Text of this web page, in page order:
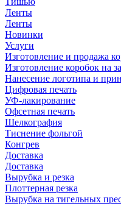
Ленты
Ленты
Новинки
Услуги
Изготовление и продажа
Изготовление коробок на
Нанесение логотипа и
Цифровая печать
УФ-лакирование
Офсетная печать
Шелкография
Тиснение фольгой
Конгрев
Доставка
Доставка
Вырубка и резка
Плоттерная резка
Вырубка на тигельных